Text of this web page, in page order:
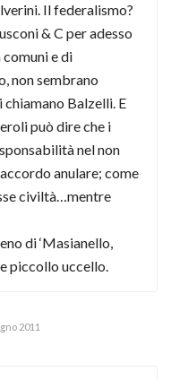
Il federalismo?
& C per adesso
e di
non sembrano
Balzelli. E
può dire che i
nel non
anulare; come
civiltà…mentre
di ‘Masianello,
piccollo uccello.
2011